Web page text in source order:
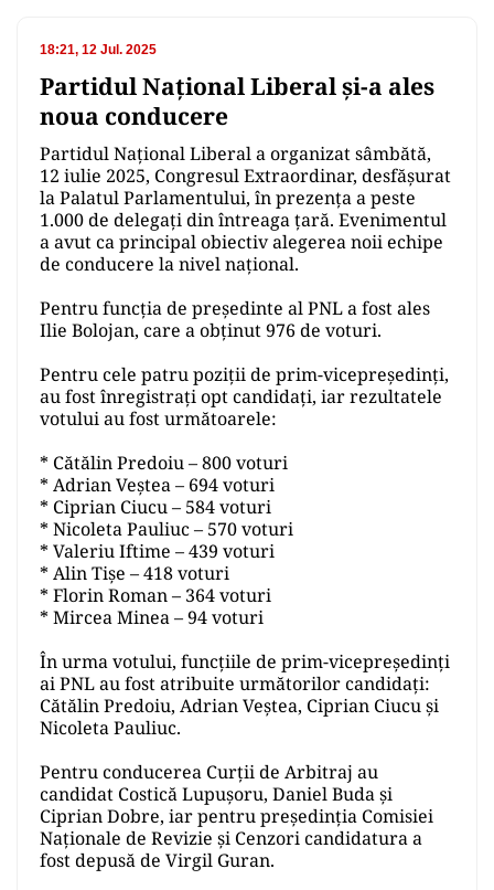
18:21, 12 Jul. 2025
Partidul Național Liberal și-a ales
noua conducere
Partidul Național Liberal a organizat sâmbătă,
12 iulie 2025, Congresul Extraordinar, desfășurat
la Palatul Parlamentului, în prezența a peste
1.000 de delegați din întreaga țară. Evenimentul
a avut ca principal obiectiv alegerea noii echipe
de conducere la nivel național.
Pentru funcția de președinte al PNL a fost ales
Ilie Bolojan, care a obținut 976 de voturi.
Pentru cele patru poziții de prim-vicepreședinți,
au fost înregistrați opt candidați, iar rezultatele
votului au fost următoarele:
* Cătălin Predoiu – 800 voturi
* Adrian Veștea – 694 voturi
* Ciprian Ciucu – 584 voturi
* Nicoleta Pauliuc – 570 voturi
* Valeriu Iftime – 439 voturi
* Alin Tișe – 418 voturi
* Florin Roman – 364 voturi
* Mircea Minea – 94 voturi
În urma votului, funcțiile de prim-vicepreședinți
ai PNL au fost atribuite următorilor candidați:
Cătălin Predoiu, Adrian Veștea, Ciprian Ciucu și
Nicoleta Pauliuc.
Pentru conducerea Curții de Arbitraj au
candidat Costică Lupușoru, Daniel Buda și
Ciprian Dobre, iar pentru președinția Comisiei
Naționale de Revizie și Cenzori candidatura a
fost depusă de Virgil Guran.